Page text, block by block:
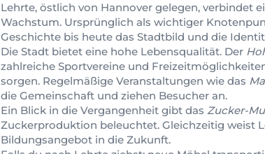
Lehrte, östlich von Hannover gelegen, verbindet
Wachstum. Ursprünglich als wichtiger
Geschichte bis heute das Stadtbild und die
Die Stadt bietet eine hohe Lebensqualität. Der
zahlreiche Sportvereine und
sorgen. Regelmäßige Veranstaltungen wie das
die Gemeinschaft und ziehen Besucher an.
Ein Blick in die Vergangenheit gibt das Zucker-
Zuckerproduktion beleuchtet. Gleichzeitig weist
Bildungsangebot in die Zukunft.